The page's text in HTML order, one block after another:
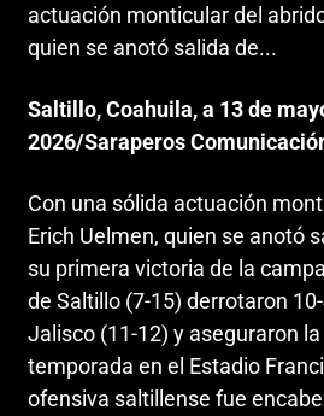
actuación monticular del
quien se anotó salida de...
Saltillo, Coahuila, a 13 de
2026/Saraperos
Con una sólida actuación
Erich Uelmen, quien se anotó
su primera victoria de la
de Saltillo (7-15) derrotaron
Jalisco (11-12) y aseguraron
temporada en el Estadio
ofensiva saltillense fue